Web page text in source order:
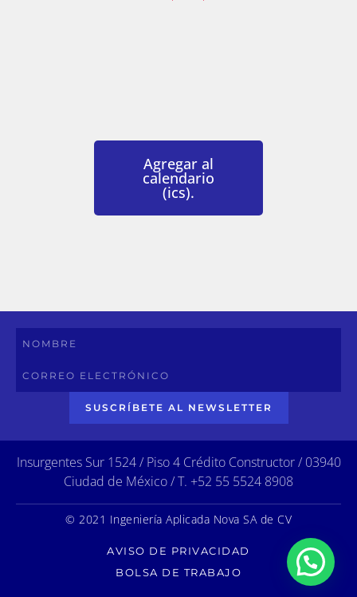
Agregar al
calendario
(ics).
SUSCRÍBETE AL NEWSLETTER
Insurgentes Sur 1524 / Piso 4 Crédito Constructor / 03940
Ciudad de México / T. +52 55 5524 8908
© 2021 Ingeniería Aplicada Nova SA de CV
AVISO DE PRIVACIDAD
BOLSA DE TRABAJO